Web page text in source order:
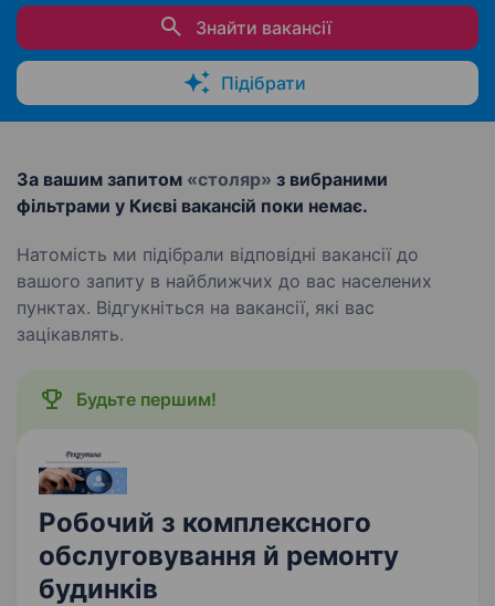
Знайти вакансії
Підібрати
За вашим запитом «столяр» з вибраними
фільтрами у Києві вакансій поки немає.
Натомість ми підібрали відповідні вакансії до
вашого запиту в найближчих до вас населених
пунктах. Відгукніться на вакансії, які вас
зацікавлять.
Будьте першим!
Робочий з комплексного
обслуговування й ремонту
будинків